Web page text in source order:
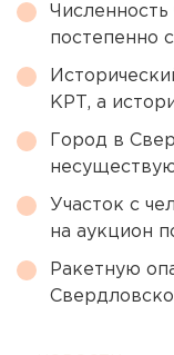
постепенно
КРТ, а
Город в
Участок с
на аукцион
Ракетную